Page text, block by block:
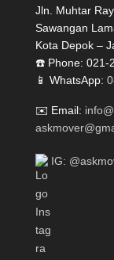
Jln. Muhtar
Sawangan
Kota Depok –
☎️ Phone: 021-
📱 WhatsApp:
✉️ Email:
IG: